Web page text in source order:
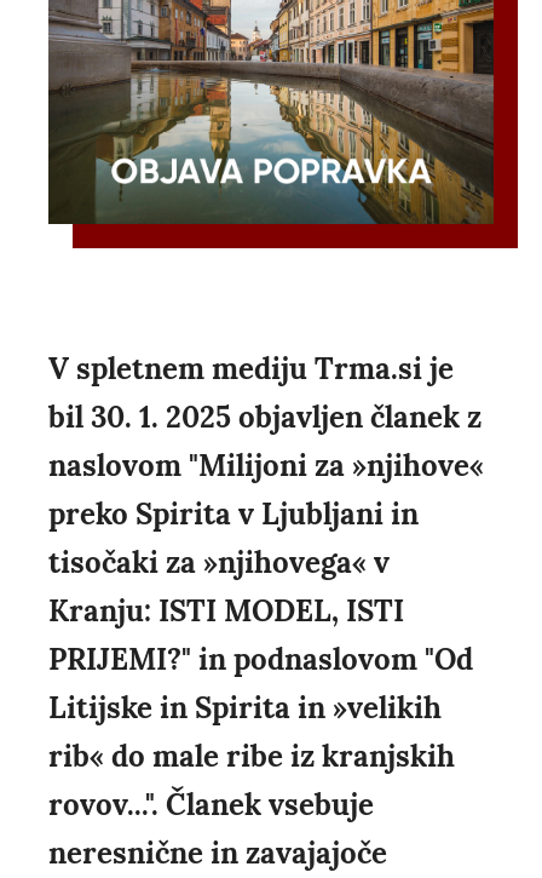
V spletnem mediju Trma.si je
bil 30. 1. 2025 objavljen članek z
naslovom "Milijoni za »njihove«
preko Spirita v Ljubljani in
tisočaki za »njihovega« v
Kranju: ISTI MODEL, ISTI
PRIJEMI?" in podnaslovom "Od
Litijske in Spirita in »velikih
rib« do male ribe iz kranjskih
rovov...". Članek vsebuje
neresnične in zavajajoče